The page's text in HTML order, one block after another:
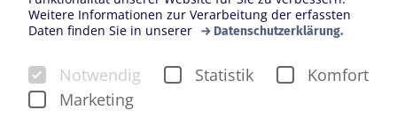
Weitere Informationen zur Verarbeitung der erfassten
Daten finden Sie in unserer
Datenschutzerklärung.
Notwendig Statistik
Komfort
Marketing
allen weiteren Medienanfragen unterstützt Sie das
Team der Landgard-Unternehmenskommunikation.
Ihr Ansprechpartner ist: